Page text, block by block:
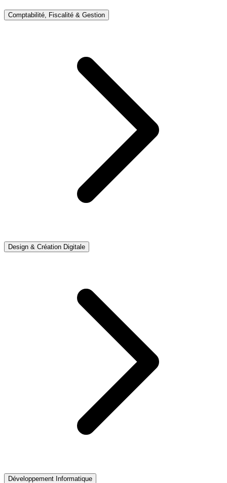
Comptabilité, Fiscalité & Gestion
Design & Création Digitale
Développement Informatique